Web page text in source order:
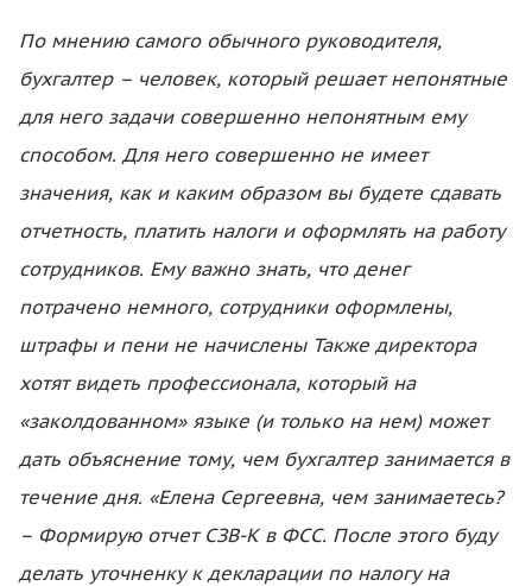
По мнению самого обычного руководителя,
бухгалтер – человек, который решает непонятные
для него задачи совершенно непонятным ему
способом. Для него совершенно не имеет
значения, как и каким образом вы будете сдавать
отчетность, платить налоги и оформлять на работу
сотрудников. Ему важно знать, что денег
потрачено немного, сотрудники оформлены,
штрафы и пени не начислены Также директора
хотят видеть профессионала, который на
«заколдованном» языке (и только на нем) может
дать объяснение тому, чем бухгалтер занимается в
течение дня. «Елена Сергеевна, чем занимаетесь?
– Формирую отчет СЗВ-К в ФСС. После этого буду
делать уточненку к декларации по налогу на